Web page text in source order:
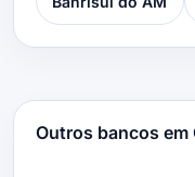
Outros bancos em